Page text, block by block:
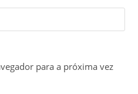
para a próxima vez